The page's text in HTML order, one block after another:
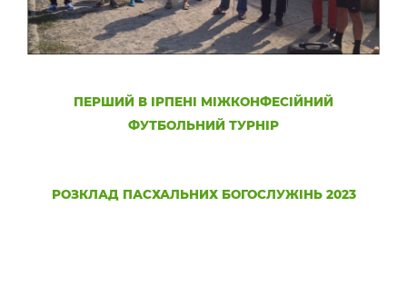
ПЕРШИЙ В ІРПЕНІ МІЖКОНФЕСІЙНИЙ
ФУТБОЛЬНИЙ ТУРНІР
РОЗКЛАД ПАСХАЛЬНИХ БОГОСЛУЖІНЬ 2023